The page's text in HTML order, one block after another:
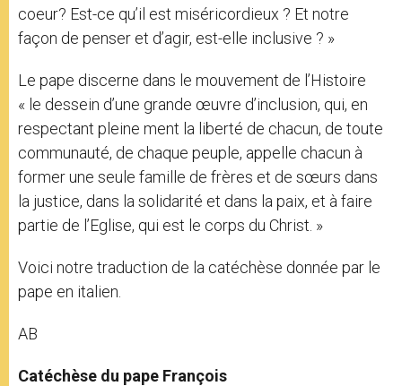
coeur? Est-ce qu’il est miséricordieux ? Et notre
façon de penser et d’agir, est-elle inclusive ? »
Le pape discerne dans le mouvement de l’Histoire
« le dessein d’une grande œuvre d’inclusion, qui, en
respectant pleine ment la liberté de chacun, de toute
communauté, de chaque peuple, appelle chacun à
former une seule famille de frères et de sœurs dans
la justice, dans la solidarité et dans la paix, et à faire
partie de l’Eglise, qui est le corps du Christ. »
Voici notre traduction de la catéchèse donnée par le
pape en italien.
AB
Catéchèse du pape François